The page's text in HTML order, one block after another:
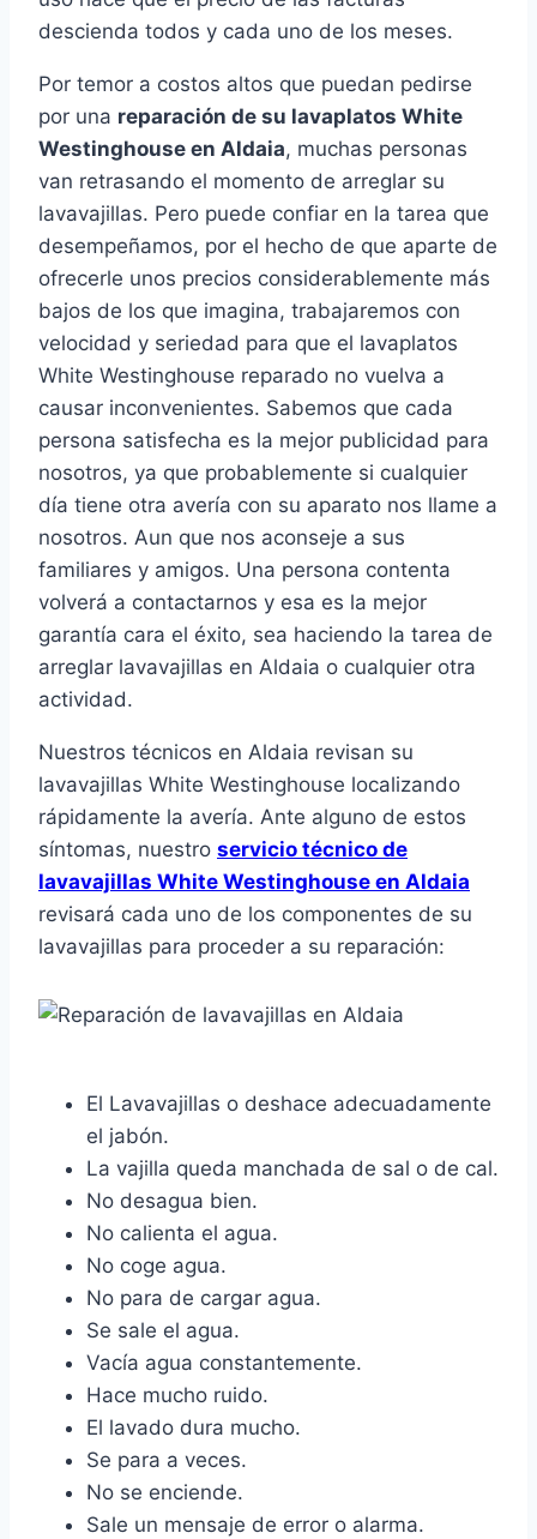
descienda todos y cada uno de los meses.
Por temor a costos altos que puedan pedirse
por una reparación de su lavaplatos White
Westinghouse en Aldaia, muchas personas
van retrasando el momento de arreglar su
lavavajillas. Pero puede confiar en la tarea que
desempeñamos, por el hecho de que aparte de
ofrecerle unos precios considerablemente más
bajos de los que imagina, trabajaremos con
velocidad y seriedad para que el lavaplatos
White Westinghouse reparado no vuelva a
causar inconvenientes. Sabemos que cada
persona satisfecha es la mejor publicidad para
nosotros, ya que probablemente si cualquier
día tiene otra avería con su aparato nos llame a
nosotros. Aun que nos aconseje a sus
familiares y amigos. Una persona contenta
volverá a contactarnos y esa es la mejor
garantía cara el éxito, sea haciendo la tarea de
arreglar lavavajillas en Aldaia o cualquier otra
actividad.
Nuestros técnicos en Aldaia revisan su
lavavajillas White Westinghouse localizando
rápidamente la avería. Ante alguno de estos
síntomas, nuestro servicio técnico de
lavavajillas White Westinghouse en Aldaia
revisará cada uno de los componentes de su
lavavajillas para proceder a su reparación:
El Lavavajillas o deshace adecuadamente
el jabón.
La vajilla queda manchada de sal o de cal.
No desagua bien.
No calienta el agua.
No coge agua.
No para de cargar agua.
Se sale el agua.
Vacía agua constantemente.
Hace mucho ruido.
El lavado dura mucho.
Se para a veces.
No se enciende.
Sale un mensaje de error o alarma.